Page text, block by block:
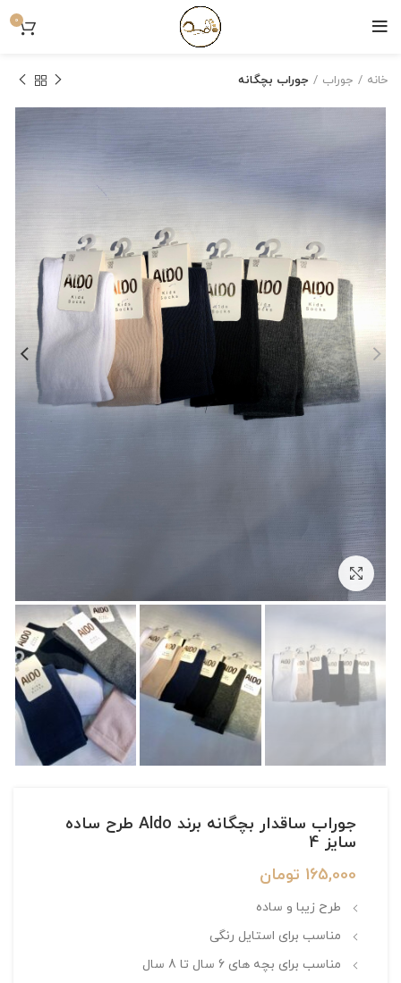
0
خانه جوراب جوراب بچگانه
بزرگنمایی تصویر
جوراب ساقدار بچگانه برند Aldo طرح ساده
سایز 4
165,000 تومان
طرح زیبا و ساده
مناسب برای استایل رنگی
مناسب برای بچه های 6 سال تا 8 سال